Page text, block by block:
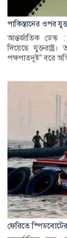
পাকিস্তানের ওপর
আন্তর্জাতিক ডেস্ক :
দিয়েছে
পক্ষপাতদুষ্ট” বরে
ফেরিতে